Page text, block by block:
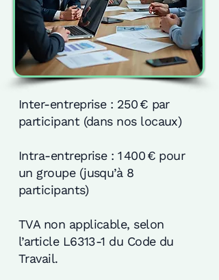
Inter-entreprise : 250 € par
participant (dans nos locaux)
Intra-entreprise : 1 400 € pour
un groupe (jusqu’à 8
participants)
TVA non applicable, selon
l’article L6313-1 du Code du
Travail.